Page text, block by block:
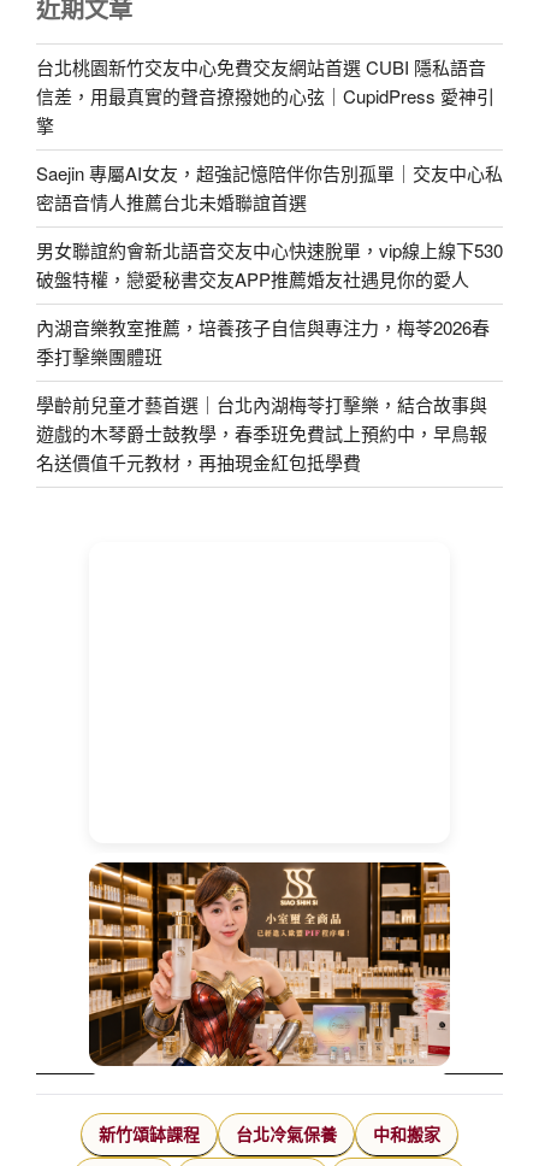
近期文章
台北桃園新竹交友中心免費交友網站首選 CUBI 隱私語音
信差，用最真實的聲音撩撥她的心弦｜CupidPress 愛神引
擎
Saejin 專屬AI女友，超強記憶陪伴你告別孤單｜交友中心私
密語音情人推薦台北未婚聯誼首選
男女聯誼約會新北語音交友中心快速脫單，vip線上線下530
破盤特權，戀愛秘書交友APP推薦婚友社遇見你的愛人
內湖音樂教室推薦，培養孩子自信與專注力，梅苓2026春
季打擊樂團體班
學齡前兒童才藝首選｜台北內湖梅苓打擊樂，結合故事與
遊戲的木琴爵士鼓教學，春季班免費試上預約中，早鳥報
名送價值千元教材，再抽現金紅包抵學費
新竹頌缽課程 台北冷氣保養 中和搬家